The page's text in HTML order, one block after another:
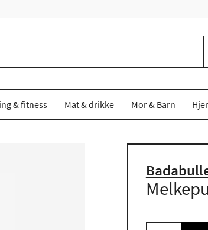
& fitness Mat & drikke Mor & Barn